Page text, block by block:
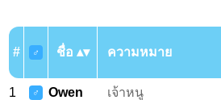
# ♂ ชื่อ ความหมาย
1 ♂ Owen เจ้าหนู